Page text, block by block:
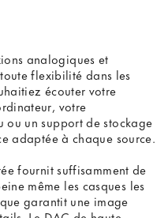
analogiques et
flexibilité dans les
écouter votre
votre
ou un support de stockage
adaptée à chaque source.
fournit suffisamment de
même les casques les
garantit une image